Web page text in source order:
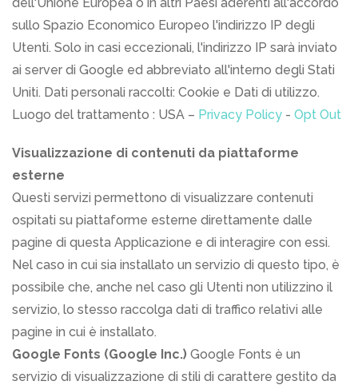
sullo Spazio Economico Europeo l'indirizzo IP degli
Utenti. Solo in casi eccezionali, l'indirizzo IP sarà inviato
ai server di Google ed abbreviato all'interno degli Stati
Uniti. Dati personali raccolti: Cookie e Dati di utilizzo.
Luogo del trattamento : USA – Privacy Policy - Opt Out
Visualizzazione di contenuti da piattaforme
esterne
Questi servizi permettono di visualizzare contenuti
ospitati su piattaforme esterne direttamente dalle
pagine di questa Applicazione e di interagire con essi.
Nel caso in cui sia installato un servizio di questo tipo, è
possibile che, anche nel caso gli Utenti non utilizzino il
servizio, lo stesso raccolga dati di traffico relativi alle
pagine in cui è installato.
Google Fonts (Google Inc.) Google Fonts è un
servizio di visualizzazione di stili di carattere gestito da